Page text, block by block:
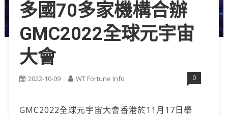
多國70多家機構合辦
GMC2022全球元宇宙
大會
2022-10-09 WT Fortune Info 0
GMC2022全球元宇宙大會香港於11月17日舉